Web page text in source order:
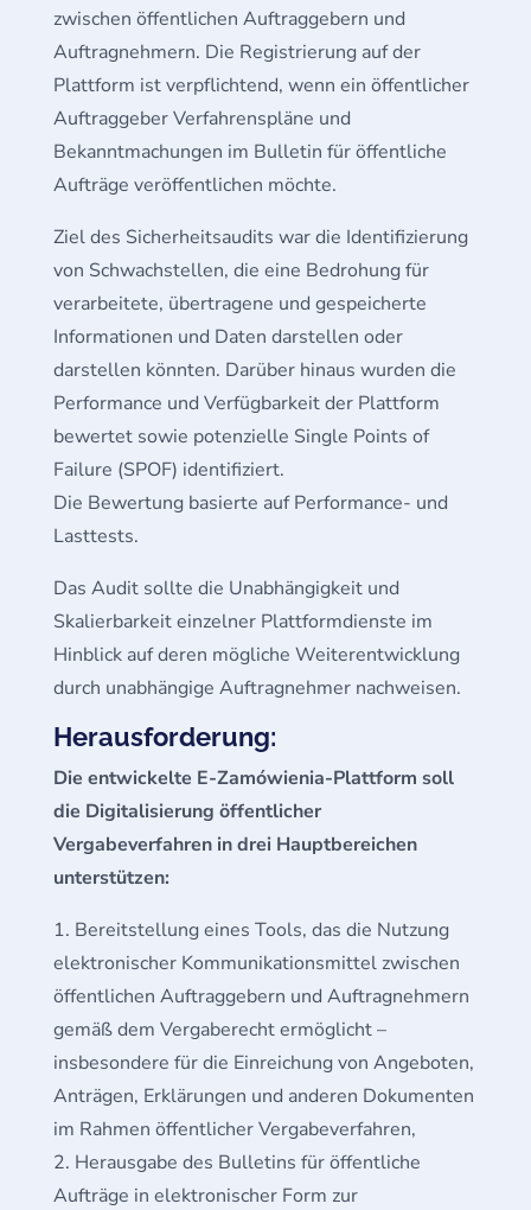
zwischen öffentlichen Auftraggebern und
Auftragnehmern. Die Registrierung auf der
Plattform ist verpflichtend, wenn ein öffentlicher
Auftraggeber Verfahrenspläne und
Bekanntmachungen im Bulletin für öffentliche
Aufträge veröffentlichen möchte.
Ziel des Sicherheitsaudits war die Identifizierung
von Schwachstellen, die eine Bedrohung für
verarbeitete, übertragene und gespeicherte
Informationen und Daten darstellen oder
darstellen könnten. Darüber hinaus wurden die
Performance und Verfügbarkeit der Plattform
bewertet sowie potenzielle Single Points of
Failure (SPOF) identifiziert.
Die Bewertung basierte auf Performance- und
Lasttests.
Das Audit sollte die Unabhängigkeit und
Skalierbarkeit einzelner Plattformdienste im
Hinblick auf deren mögliche Weiterentwicklung
durch unabhängige Auftragnehmer nachweisen.
Herausforderung:
Die entwickelte E-Zamówienia-Plattform soll
die Digitalisierung öffentlicher
Vergabeverfahren in drei Hauptbereichen
unterstützen:
Bereitstellung eines Tools, das die Nutzung
elektronischer Kommunikationsmittel zwischen
öffentlichen Auftraggebern und Auftragnehmern
gemäß dem Vergaberecht ermöglicht –
insbesondere für die Einreichung von Angeboten,
Anträgen, Erklärungen und anderen Dokumenten
im Rahmen öffentlicher Vergabeverfahren,
Herausgabe des Bulletins für öffentliche
Aufträge in elektronischer Form zur